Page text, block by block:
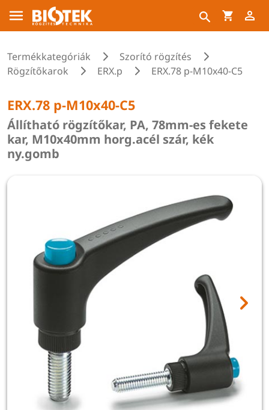
Termékkategóriák
Szorító rögzítés
Rögzítőkarok
ERX.p ERX.78 p-M10x40-C5
ERX.78 p-M10x40-C5
Állítható rögzítőkar, PA, 78mm-es fekete
kar, M10x40mm horg.acél szár, kék
ny.gomb